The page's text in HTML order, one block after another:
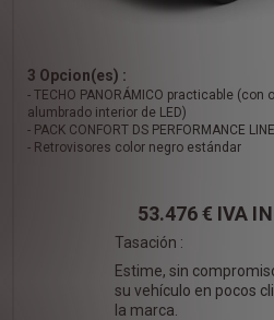
3 Opcion(es) :
- TECHO PANORÁMICO practicable
alumbrado interior de LED)
- PACK CONFORT DS PERFORMANCE LINE
- Retrovisores color negro estándar
53.476 € IVA
Tasación :
Estime, sin
su vehículo en pocos
la marca.